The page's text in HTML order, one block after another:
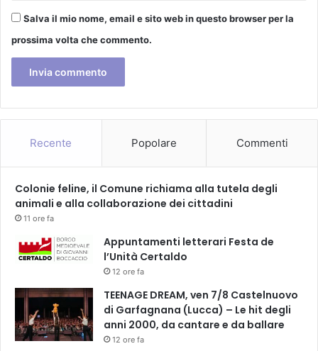
Salva il mio nome, email e sito web in questo browser per la
prossima volta che commento.
Recente Popolare Commenti
Colonie feline, il Comune richiama alla tutela degli
animali e alla collaborazione dei cittadini
11 ore fa
Appuntamenti letterari Festa de
l’Unità Certaldo
12 ore fa
TEENAGE DREAM, ven 7/8 Castelnuovo
di Garfagnana (Lucca) – Le hit degli
anni 2000, da cantare e da ballare
12 ore fa